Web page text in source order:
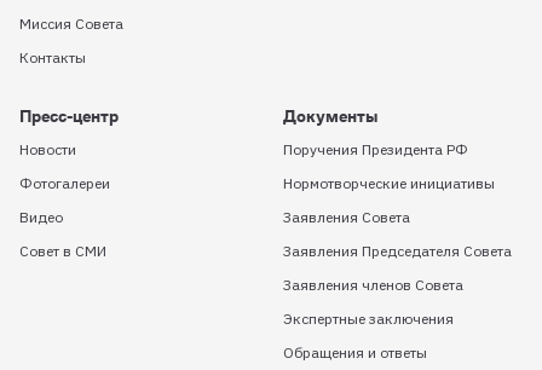
Миссия Совета
Контакты
Пресс-центр
Новости
Фотогалереи
Видео
Совет в СМИ
Документы
Поручения Президента РФ
Нормотворческие инициативы
Заявления Совета
Заявления Председателя Совета
Заявления членов Совета
Экспертные заключения
Обращения и ответы